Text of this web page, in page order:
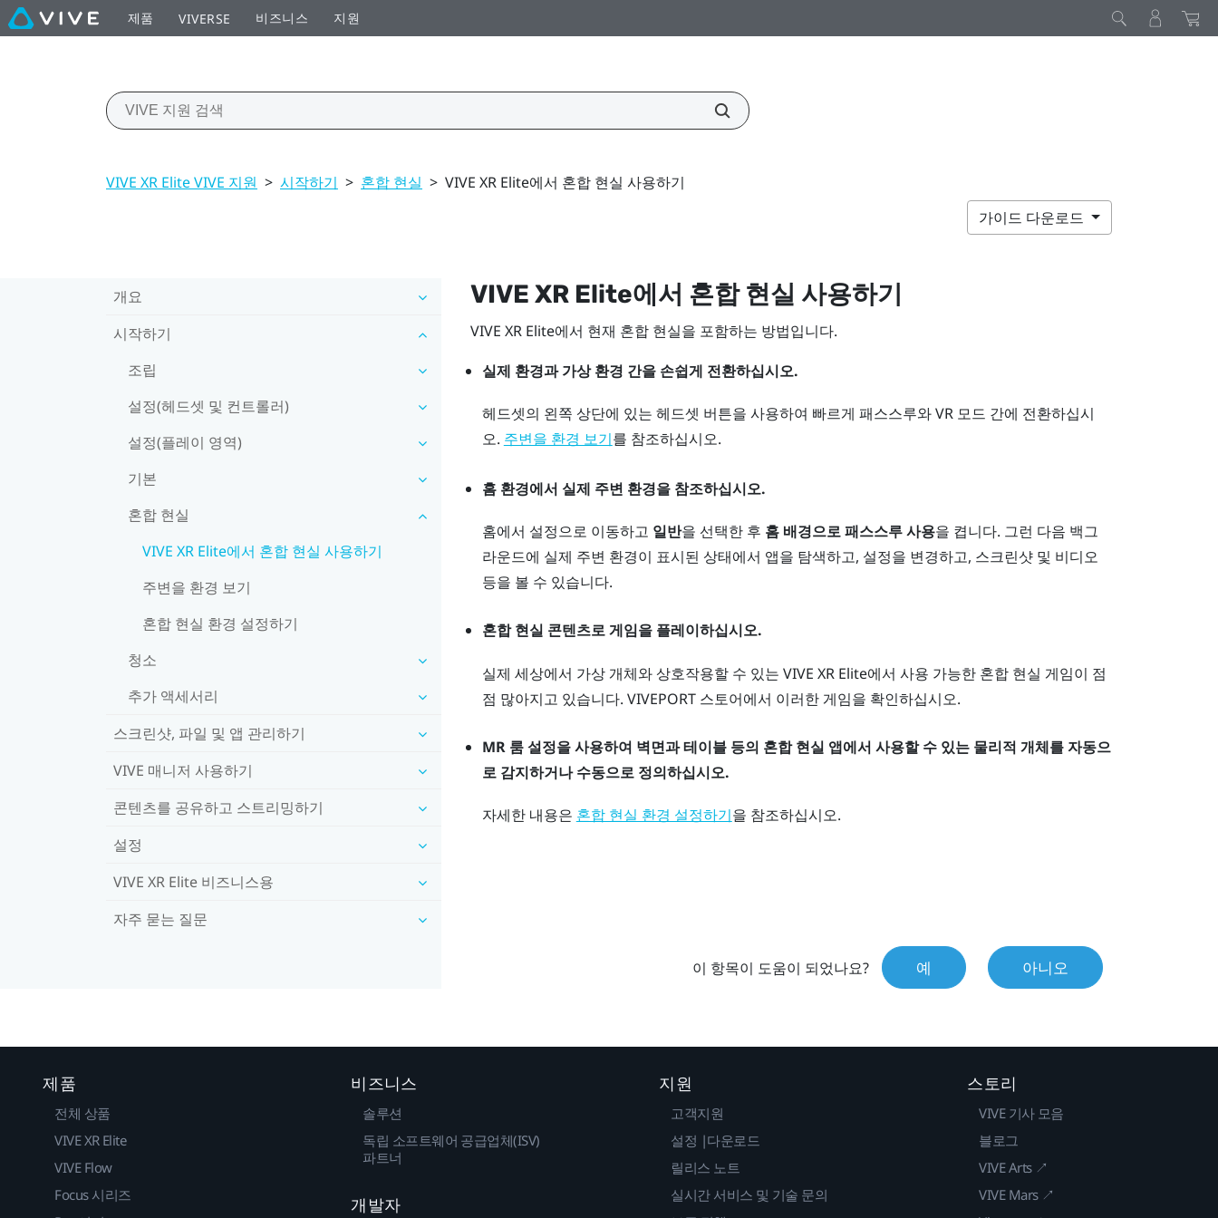
제품 VIVERSE 비즈니스 지원
VIVE XR Elite VIVE 지원 > 시작하기 > 혼합 현실 > VIVE XR Elite에서 혼합 현실 사용하기
가이드 다운로드
개요
시작하기
조립
설정(헤드셋 및 컨트롤러)
설정(플레이 영역)
기본
혼합 현실
VIVE XR Elite에서 혼합 현실 사용하기
주변을 환경 보기
혼합 현실 환경 설정하기
청소
추가 액세서리
스크린샷, 파일 및 앱 관리하기
VIVE 매니저 사용하기
콘텐츠를 공유하고 스트리밍하기
설정
VIVE XR Elite 비즈니스용
자주 묻는 질문
VIVE XR Elite에서 혼합 현실 사용하기
VIVE XR Elite에서 현재 혼합 현실을 포함하는 방법입니다.
실제 환경과 가상 환경 간을 손쉽게 전환하십시오.
헤드셋의 왼쪽 상단에 있는 헤드셋 버튼을 사용하여 빠르게 패스스루와 VR 모드 간에 전환하십시
오. 주변을 환경 보기 를 참조하십시오.
홈 환경에서 실제 주변 환경을 참조하십시오.
홈에서 설정으로 이동하고 일반을 선택한 후 홈 배경으로 패스스루 사용을 켭니다. 그런 다음 백그
라운드에 실제 주변 환경이 표시된 상태에서 앱을 탐색하고, 설정을 변경하고, 스크린샷 및 비디오
등을 볼 수 있습니다.
혼합 현실 콘텐츠로 게임을 플레이하십시오.
실제 세상에서 가상 개체와 상호작용할 수 있는 VIVE XR Elite에서 사용 가능한 혼합 현실 게임이 점
점 많아지고 있습니다. VIVEPORT스토어에서 이러한 게임을 확인하십시오.
MR 룸 설정을 사용하여 벽면과 테이블 등의 혼합 현실 앱에서 사용할 수 있는 물리적 개체를 자동으
로 감지하거나 수동으로 정의하십시오.
자세한 내용은 혼합 현실 환경 설정하기 을 참조하십시오.
이 항목이 도움이 되었나요? 예 아니오
제품
전체 상품
VIVE XR Elite
VIVE Flow
Focus 시리즈
비즈니스
솔루션
독립 소프트웨어 공급업체(ISV)
파트너
개발자
지원
고객지원
설정 |다운로드
릴리스 노트
실시간 서비스 및 기술 문의
스토리
VIVE 기사 모음
블로그
VIVE Arts ↗
VIVE Mars ↗